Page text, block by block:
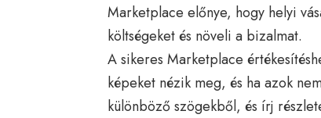
Marketplace előnye, hogy helyi
költségeket és növeli a bizalmat.
A sikeres Marketplace
képeket nézik meg, és ha azok
különböző szögekből, és írj